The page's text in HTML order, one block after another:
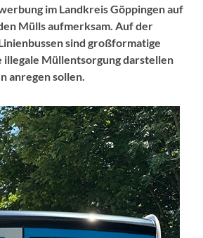
im Landkreis Göppingen auf
Mülls aufmerksam. Auf der
sind großformatige
illegale Müllentsorgung darstellen
anregen sollen.